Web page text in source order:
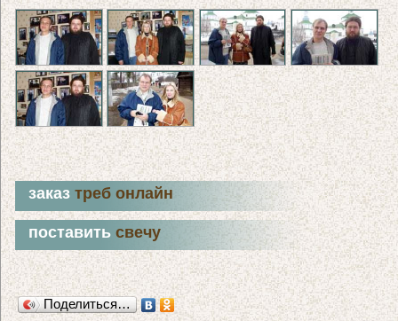
заказтреб онлайн
поставитьсвечу
Поделиться…